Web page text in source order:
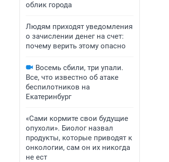
облик города
Людям приходят уведомления
о зачислении денег на счет:
почему верить этому опасно
Восемь сбили, три упали.
Все, что известно об атаке
беспилотников на
Екатеринбург
«Сами кормите свои будущие
опухоли». Биолог назвал
продукты, которые приводят к
онкологии, сам он их никогда
не ест